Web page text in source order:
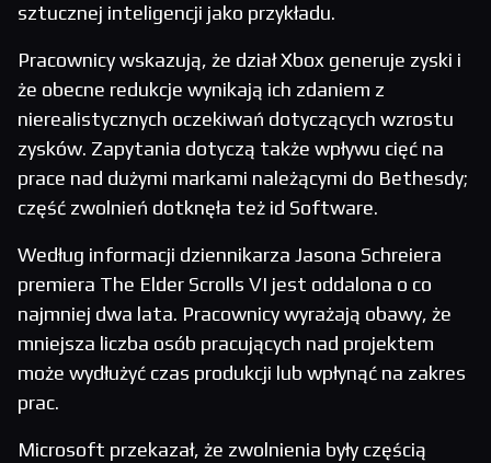
sztucznej inteligencji jako przykładu.
Pracownicy wskazują, że dział Xbox generuje zyski i
że obecne redukcje wynikają ich zdaniem z
nierealistycznych oczekiwań dotyczących wzrostu
zysków. Zapytania dotyczą także wpływu cięć na
prace nad dużymi markami należącymi do Bethesdy;
część zwolnień dotknęła też id Software.
Według informacji dziennikarza Jasona Schreiera
premiera The Elder Scrolls VI jest oddalona o co
najmniej dwa lata. Pracownicy wyrażają obawy, że
mniejsza liczba osób pracujących nad projektem
może wydłużyć czas produkcji lub wpłynąć na zakres
prac.
Microsoft przekazał, że zwolnienia były częścią